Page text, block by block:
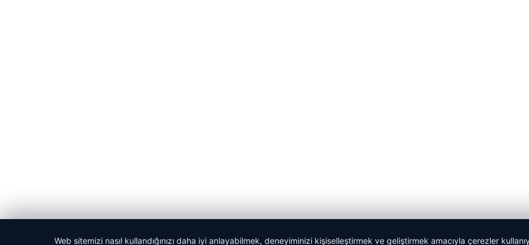
Web sitemizi nasıl kullandığınızı daha iyi anlayabilmek, deneyiminizi kişiselleştirmek ve geliştirmek amacıyla çerezler